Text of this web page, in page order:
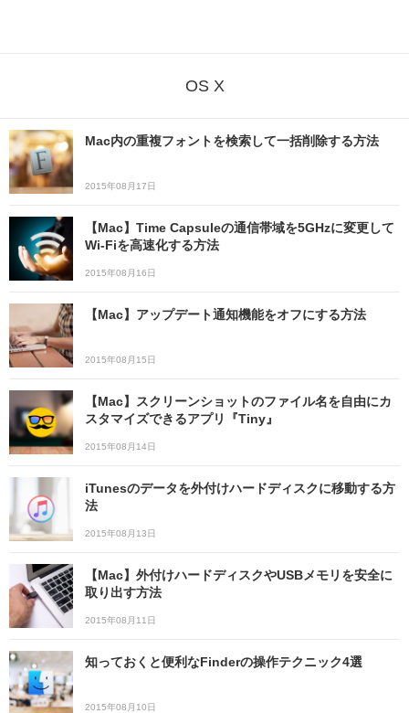
OS X
Mac内の重複フォントを検索して一括削除する方法
2015年08月17日
【Mac】Time Capsuleの通信帯域を5GHzに変更して
Wi-Fiを高速化する方法
2015年08月16日
【Mac】アップデート通知機能をオフにする方法
2015年08月15日
【Mac】スクリーンショットのファイル名を自由にカ
スタマイズできるアプリ『Tiny』
2015年08月14日
iTunesのデータを外付けハードディスクに移動する方
法
2015年08月13日
【Mac】外付けハードディスクやUSBメモリを安全に
取り出す方法
2015年08月11日
知っておくと便利なFinderの操作テクニック4選
2015年08月10日